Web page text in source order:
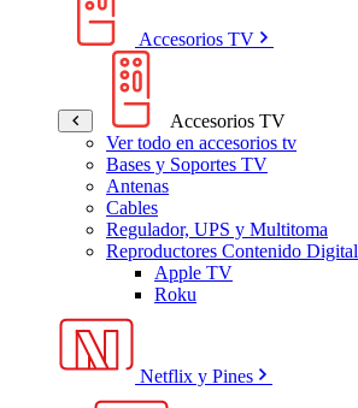
Accesorios TV
Accesorios TV
Ver todo en accesorios tv
Bases y Soportes TV
Antenas
Cables
Regulador, UPS y Multitoma
Reproductores Contenido Digital
Apple TV
Roku
Netflix y Pines